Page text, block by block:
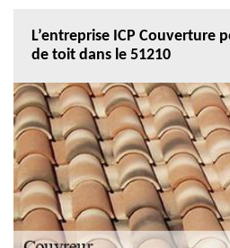
L’entreprise ICP Couverture
de toit dans le 51210